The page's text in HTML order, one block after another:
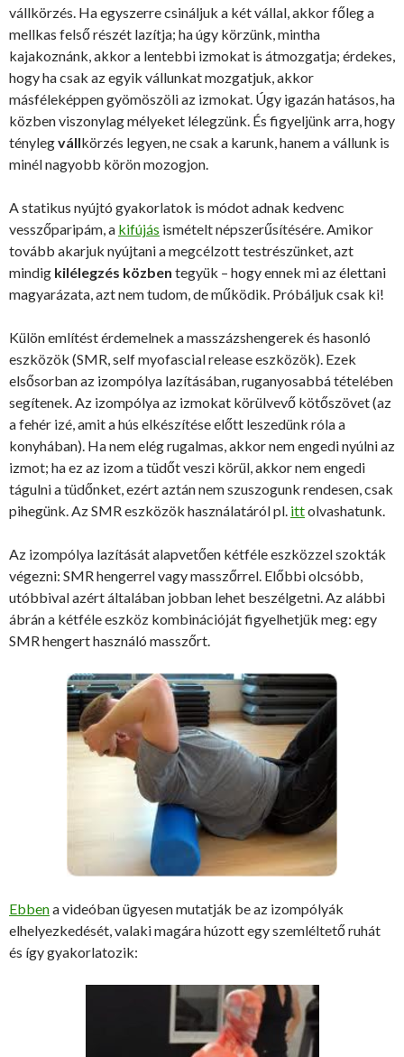
vállkörzés. Ha egyszerre csináljuk a két vállal, akkor főleg a
mellkas felső részét lazítja; ha úgy körzünk, mintha
kajakoznánk, akkor a lentebbi izmokat is átmozgatja; érdekes,
hogy ha csak az egyik vállunkat mozgatjuk, akkor
másféleképpen gyömöszöli az izmokat. Úgy igazán hatásos, ha
közben viszonylag mélyeket lélegzünk. És figyeljünk arra, hogy
ténylegvállkörzés legyen, ne csak a karunk, hanem a vállunk is
minél nagyobb körön mozogjon.
A statikus nyújtó gyakorlatok is módot adnak kedvenc
vesszőparipám, a kifújás ismételt népszerűsítésére. Amikor
tovább akarjuk nyújtani a megcélzott testrészünket, azt
mindig kilélegzés közben tegyük – hogy ennek mi az élettani
magyarázata, azt nem tudom, de működik. Próbáljuk csak ki!
Külön említést érdemelnek a masszázshengerek és hasonló
eszközök (SMR, self myofascial release eszközök). Ezek
elsősorban az izompólya lazításában, ruganyosabbá tételében
segítenek. Az izompólya az izmokat körülvevő kötőszövet (az
a fehér izé, amit a hús elkészítése előtt leszedünk róla a
konyhában). Ha nem elég rugalmas, akkor nem engedi nyúlni az
izmot; ha ez az izom a tüdőt veszi körül, akkor nem engedi
tágulni a tüdőnket, ezért aztán nem szuszogunk rendesen, csak
pihegünk. Az SMR eszközök használatáról pl. ittolvashatunk.
Az izompólya lazítását alapvetően kétféle eszközzel szokták
végezni: SMR hengerrel vagy masszőrrel. Előbbi olcsóbb,
utóbbival azért általában jobban lehet beszélgetni. Az alábbi
ábrán a kétféle eszköz kombinációját figyelhetjük meg: egy
SMR hengert használó masszőrt.
Ebbena videóban ügyesen mutatják be az izompólyák
elhelyezkedését, valaki magára húzott egy szemléltető ruhát
és így gyakorlatozik: